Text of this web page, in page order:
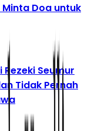
Doa untuk
Seumur
Tidak Pernah